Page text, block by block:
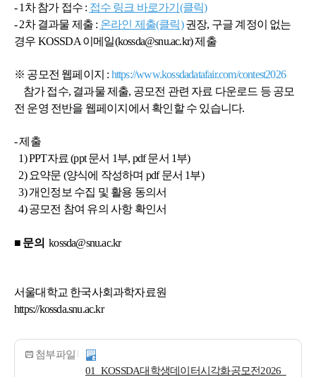
- 1차 참가 접수 : 접수 링크 바로가기(클릭)
- 2차 결과물 제출 : 온라인 제출(클릭) 권장, 구글 계정이 없는
경우 KOSSDA 이메일(kossda@snu.ac.kr) 제출
※ 공모전 웹페이지 : https://www.kossdadatafair.com/contest2026
참가 접수, 결과물 제출, 공모전 관련 자료 다운로드 등 공모
전 운영 전반을 웹페이지에서 확인할 수 있습니다.
- 제출
1) PPT자료 (ppt 문서 1부, pdf 문서 1부)
2) 요약문 (양식에 작성하며 pdf 문서 1부)
3) 개인정보 수집 및 활용 동의서
4) 공모전 참여 유의 사항 확인서
■ 문의 kossda@snu.ac.kr
서울대학교 한국사회과학자료원
https://kossda.snu.ac.kr
첨부파일
01_KOSSDA대학생데이터시각화공모전2026_